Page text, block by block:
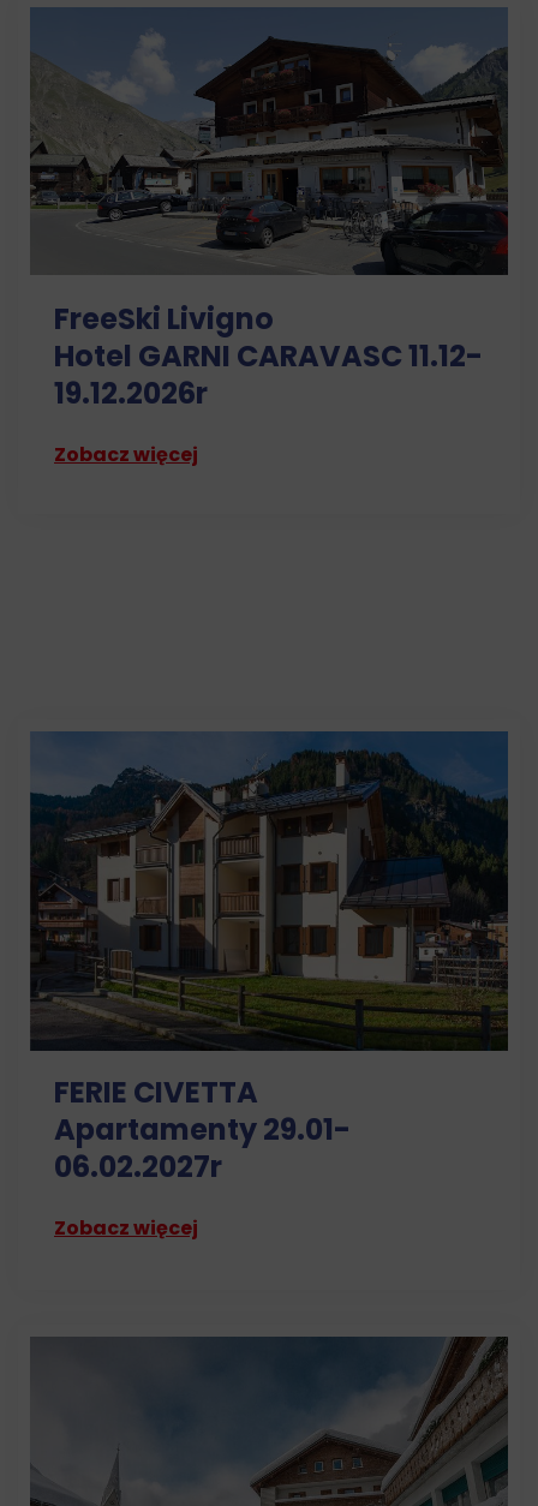
FreeSki Livigno
Hotel GARNI CARAVASC 11.12-
19.12.2026r
Zobacz więcej
FERIE CIVETTA
Apartamenty 29.01-
06.02.2027r
Zobacz więcej